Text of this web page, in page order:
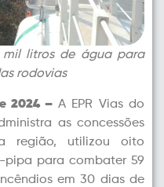
mil litros de água para
rodovias
2024 – A EPR Vias do
as concessões
região, utilizou oito
pipa para combater 59
em 30 dias de